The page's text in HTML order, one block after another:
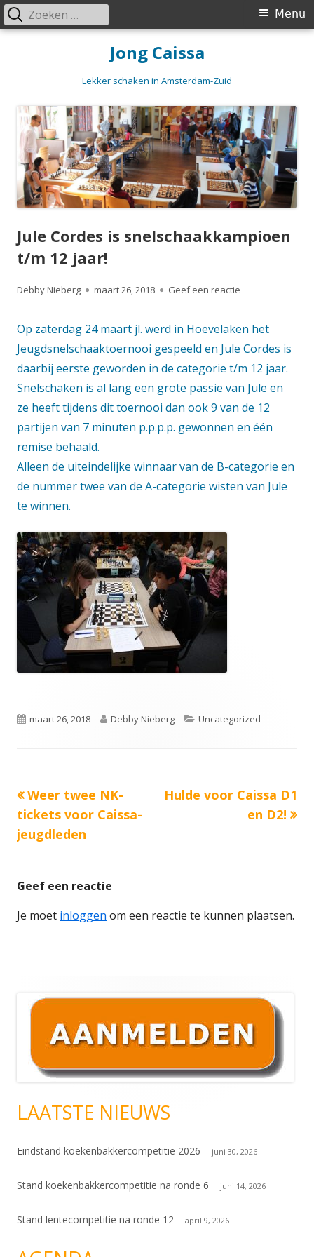
Jong Caissa
Lekker schaken in Amsterdam-Zuid
Primair
Menu
Zoeken
naar:
Jule Cordes is snelschaakkampioen
t/m 12 jaar!
Auteur
Debby Nieberg
Gepubliceerd
maart 26, 2018 Geef een reactie
Op zaterdag 24 maart jl. werd in Hoevelaken het
Jeugdsnelschaaktoernooi gespeeld en Jule Cordes is
daarbij eerste geworden in de categorie t/m 12 jaar.
Snelschaken is al lang een grote passie van Jule en
ze heeft tijdens dit toernooi dan ook 9 van de 12
partijen van 7 minuten p.p.p.p. gewonnen en één
remise behaald.
Alleen de uiteindelijke winnaar van de B-categorie en
de nummer twee van de A-categorie wisten van Jule
te winnen.
Gepubliceerd
maart 26, 2018 Auteur
Debby Nieberg Categorieën
Uncategorized
Bericht
navigatie
Vorige
bericht:
Weer twee NK-
tickets voor Caissa-
jeugdleden
Volgende
Hulde voor Caissa D1
en D2!
Geef een reactie
Je moet inloggen om een reactie te kunnen plaatsen.
Hoofd
sidebar
LAATSTE NIEUWS
Eindstand koekenbakkercompetitie 2026 juni 30, 2026
Stand koekenbakkercompetitie na ronde 6 juni 14, 2026
Stand lentecompetitie na ronde 12 april 9, 2026